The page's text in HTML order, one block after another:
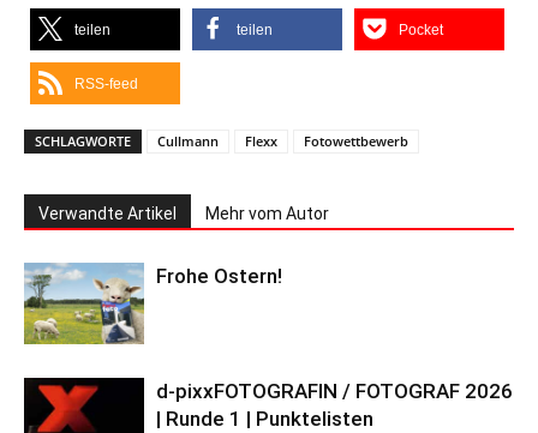
teilen teilen Pocket
RSS-feed
SCHLAGWORTE Cullmann Flexx Fotowettbewerb
Verwandte Artikel Mehr vom Autor
Frohe Ostern!
d-pixxFOTOGRAFIN / FOTOGRAF 2026
| Runde 1 | Punktelisten